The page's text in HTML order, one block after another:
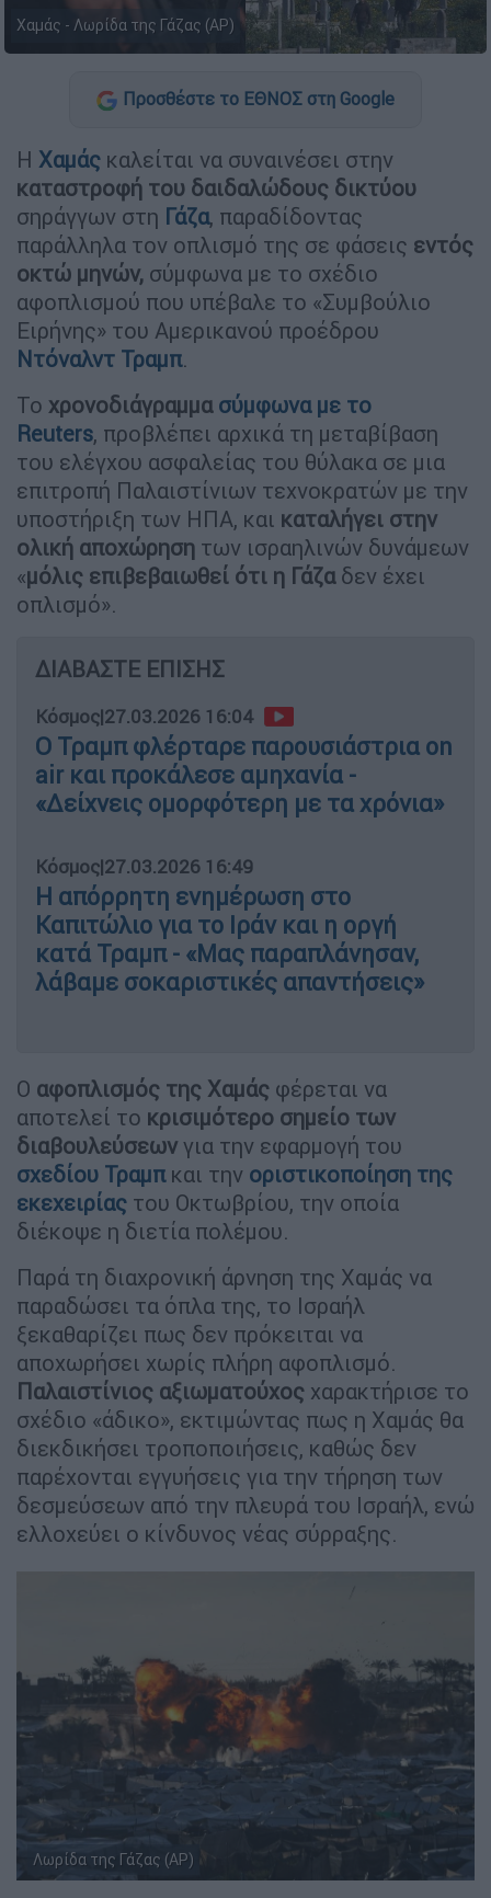
Χαμάς - Λωρίδα της Γάζας (AP)
Προσθέστε το ΕΘΝΟΣ στη Google
Η Χαμάς καλείται να συναινέσει στην
καταστροφή του δαιδαλώδους δικτύου
σηράγγων στη Γάζα, παραδίδοντας
παράλληλα τον οπλισμό της σε φάσεις εντός
οκτώ μηνών, σύμφωνα με το σχέδιο
αφοπλισμού που υπέβαλε το «Συμβούλιο
Ειρήνης» του Αμερικανού προέδρου
Ντόναλντ Τραμπ.
Το χρονοδιάγραμμα σύμφωνα με το
Reuters, προβλέπει αρχικά τη μεταβίβαση
του ελέγχου ασφαλείας του θύλακα σε μια
επιτροπή Παλαιστίνιων τεχνοκρατών με την
υποστήριξη των ΗΠΑ, και καταλήγει στην
ολική αποχώρηση των ισραηλινών δυνάμεων
«μόλις επιβεβαιωθεί ότι η Γάζαδεν έχει
οπλισμό».
ΔΙΑΒΑΣΤΕ ΕΠΙΣΗΣ
Κόσμος|27.03.2026 16:04
Ο Τραμπ φλέρταρε παρουσιάστρια on
air και προκάλεσε αμηχανία -
«Δείχνεις ομορφότερη με τα χρόνια»
Κόσμος|27.03.2026 16:49
Η απόρρητη ενημέρωση στο
Καπιτώλιο για το Ιράν και η οργή
κατά Τραμπ - «Μας παραπλάνησαν,
λάβαμε σοκαριστικές απαντήσεις»
Ο αφοπλισμός της Χαμάς φέρεται να
αποτελεί το κρισιμότερο σημείο των
διαβουλεύσεων για την εφαρμογή του
σχεδίου Τραμπ και την οριστικοποίηση της
εκεχειρίας του Οκτωβρίου, την οποία
διέκοψε η διετία πολέμου.
Παρά τη διαχρονική άρνηση της Χαμάς να
παραδώσει τα όπλα της, το Ισραήλ
ξεκαθαρίζει πως δεν πρόκειται να
αποχωρήσει χωρίς πλήρη αφοπλισμό.
Παλαιστίνιος αξιωματούχος χαρακτήρισε το
σχέδιο «άδικο», εκτιμώντας πως η Χαμάς θα
διεκδικήσει τροποποιήσεις, καθώς δεν
παρέχονται εγγυήσεις για την τήρηση των
δεσμεύσεων από την πλευρά του Ισραήλ, ενώ
ελλοχεύει ο κίνδυνος νέας σύρραξης.
Λωρίδα της Γάζας (AP)